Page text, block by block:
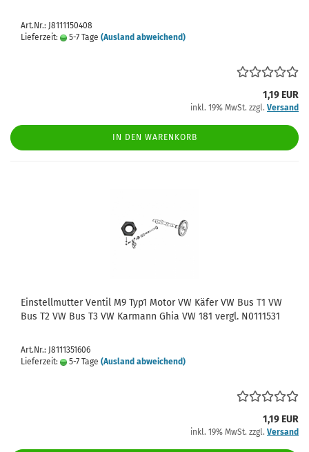
Art.Nr.: J8111150408
Lieferzeit:
5-7 Tage (Ausland abweichend)
1,19 EUR
inkl. 19% MwSt. zzgl. Versand
IN DEN WARENKORB
Einstellmutter Ventil M9 Typ1 Motor VW Käfer VW Bus T1 VW
Bus T2 VW Bus T3 VW Karmann Ghia VW 181 vergl. N0111531
Art.Nr.: J8111351606
Lieferzeit:
5-7 Tage (Ausland abweichend)
1,19 EUR
inkl. 19% MwSt. zzgl. Versand